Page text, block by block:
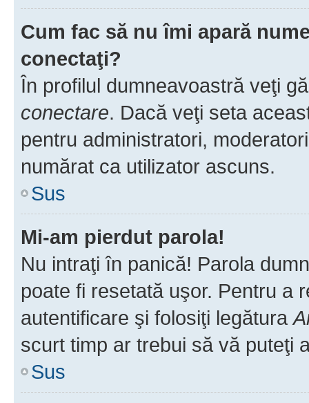
Cum fac să nu îmi apară
conectaţi?
În profilul dumneavoastră veţi
conectare. Dacă veţi seta
pentru administratori,
numărat ca utilizator ascuns.
Sus
Mi-am pierdut parola!
Nu intraţi în panică! Parola
poate fi resetată uşor. Pentru a
autentificare şi folosiţi legătura
scurt timp ar trebui să vă puteţi
Sus